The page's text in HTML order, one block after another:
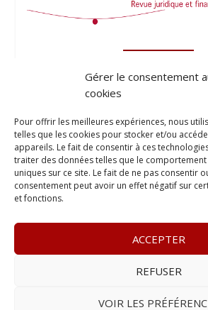
Gérer le consentement
cookies
Pour offrir les meilleures expériences, nous
telles que les cookies pour stocker et/ou
appareils. Le fait de consentir à ces
traiter des données telles que le
uniques sur ce site. Le fait de ne pas consentir
consentement peut avoir un effet négatif sur
et fonctions.
ACCEPTER
REFUSER
VOIR LES
– www.leprobant.fr –